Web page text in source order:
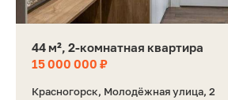
44 м², 2-комнатная квартира
15 000 000 ₽
Красногорск, Молодёжная улица, 2